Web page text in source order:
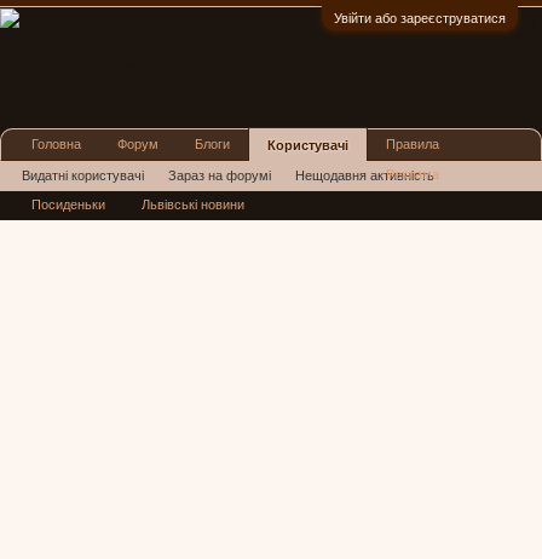
Увійти або зареєструватися
Головна Форум Блоги Користувачі
Видатні користувачі Зараз на форумі Нещодавня активність
Нові повідомлення профілю
Правила
Реклама
Посиденьки Львівські новини